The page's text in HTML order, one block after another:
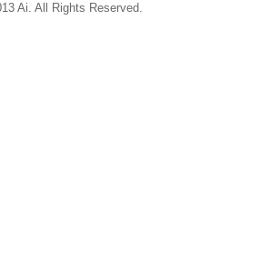
Ai. All Rights Reserved.